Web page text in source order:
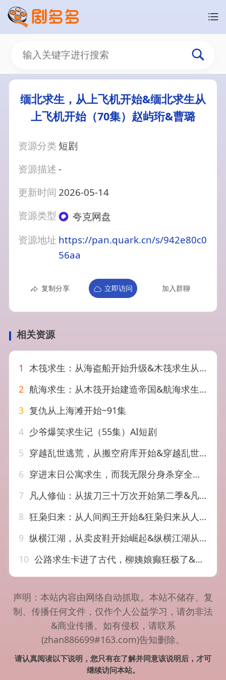
缅北求生，从上飞机开始&缅北求生从
上飞机开始（70集）赵屿珩&曹璐
资源分类 短剧
资源描述-
更新时间 2026-05-14
资源类型
夸克网盘
资源地址 https://pan.quark.cn/s/942e80c0
56aa
复制分享 立即访问 加入群聊
相关资源
1 木筏求生：从海盗船开始升级&木筏求生从海盗船开始升级（78集）AI短剧
2 航海求生：从木筏开始建造帝国&航海求生从木筏开始建造帝国（74集）AI短剧
3 复仇从上海滩开始~91集
4 少爷爆笑求生记（55集）AI短剧
5 穿越乱世逃荒，从搬空府库开始&穿越乱世逃荒从搬空府库开始（62集）AI短剧
6 穿进末日公寓求生，而我无限分身杀穿全局&穿进末日公寓求生而我无限分身杀穿全局（60集）AI短剧
7 凡人修仙：从拔刀三十万次开始第二季&凡人修仙从拔刀三十万次开始第二季（121集）AI短剧
8 狂枭归来：从人间阎王开始&狂枭归来从人间阎王开始（72集）岳玉航&李海蒂
9 纵横江湖，从卖皮鞋开始崛起&纵横江湖从卖皮鞋开始崛起（69集）姚奕太&余卓阳
10 公路求生卡进了古代，柳姨娘癫狂极了&公路求生卡进了古代柳姨娘癫狂极了（99集）AI短剧
声明：本站内容由网络自动抓取。本站不储存、复
制、传播任何文件，仅作个人公益学习，请勿非法
&商业传播。如有侵权，请联系
(zhan886699#163.com)告知删除。
请认真阅读以下说明，您只有在了解并同意该说明后，才可
继续访问本站。